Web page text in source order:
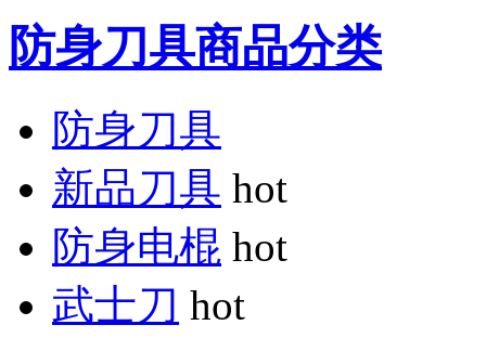
防身刀具商品分类
防身刀具
新品刀具 hot
防身电棍 hot
武士刀 hot